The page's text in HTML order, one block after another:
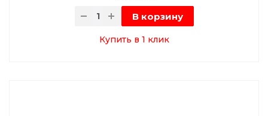
В корзину
Купить в 1 клик